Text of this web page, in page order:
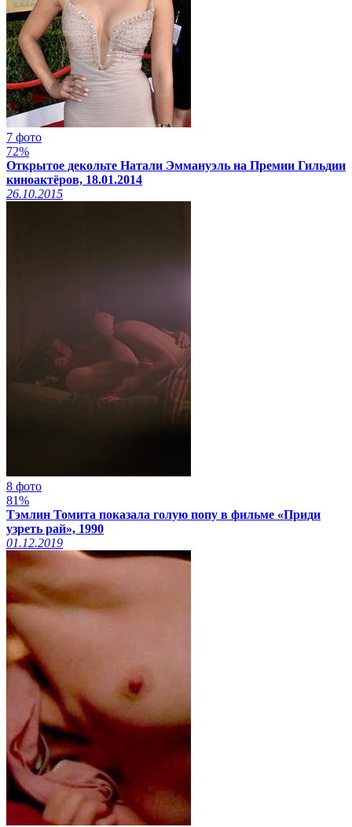
7 фото
72%
Открытое декольте Натали Эммануэль на Премии Гильдии
киноактёров, 18.01.2014
26.10.2015
8 фото
81%
Тэмлин Томита показала голую попу в фильме «Приди
узреть рай», 1990
01.12.2019